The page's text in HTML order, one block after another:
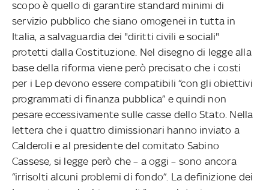
scopo è quello di garantire standard minimi di
servizio pubblico che siano omogenei in tutta in
Italia, a salvaguardia dei "diritti civili e sociali"
protetti dalla Costituzione. Nel disegno di legge alla
base della riforma viene però precisato che i costi
per i Lep devono essere compatibili “con gli obiettivi
programmati di finanza pubblica” e quindi non
pesare eccessivamente sulle casse dello Stato. Nella
lettera che i quattro dimissionari hanno inviato a
Calderoli e al presidente del comitato Sabino
Cassese, si legge però che – a oggi – sono ancora
“irrisolti alcuni problemi di fondo”. La definizione dei